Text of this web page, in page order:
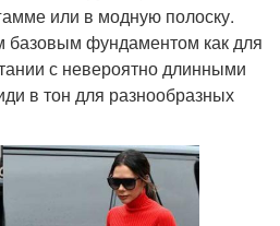
или в модную полоску.
фундаментом как для
с невероятно длинными
в тон для разнообразных